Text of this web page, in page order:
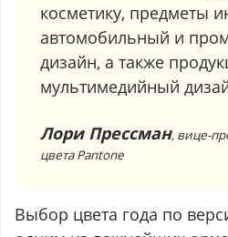
косметику, предметы
автомобильный и
дизайн, а также
мультимедийный
Лори Прессман, вице-
цвета Pantone
Выбор цвета года по